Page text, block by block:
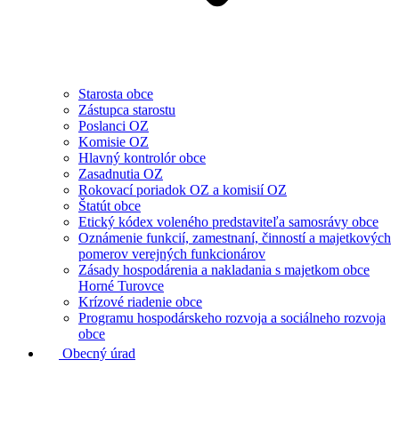
Starosta obce
Zástupca starostu
Poslanci OZ
Komisie OZ
Hlavný kontrolór obce
Zasadnutia OZ
Rokovací poriadok OZ a komisií OZ
Štatút obce
Etický kódex voleného predstaviteľa samosrávy obce
Oznámenie funkcií, zamestnaní, činností a majetkových
pomerov verejných funkcionárov
Zásady hospodárenia a nakladania s majetkom obce
Horné Turovce
Krízové riadenie obce
Programu hospodárskeho rozvoja a sociálneho rozvoja
obce
Obecný úrad